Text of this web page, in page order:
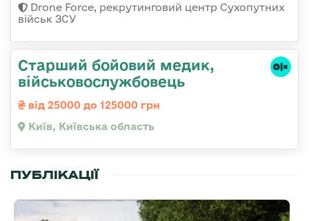
Drone Force, рекрутинговий центр Сухопутних
військ ЗСУ
Старший бойовий медик,
військовослужбовець
від 25000 до 125000 грн
Київ, Київська область
ПУБЛІКАЦІЇ